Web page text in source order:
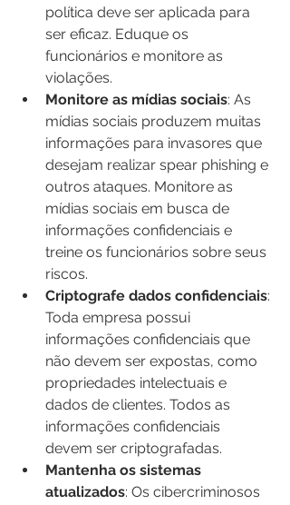
política deve ser aplicada para
ser eficaz. Eduque os
funcionários e monitore as
violações.
Monitore as mídias sociais: As
mídias sociais produzem muitas
informações para invasores que
desejam realizar spear phishing e
outros ataques. Monitore as
mídias sociais em busca de
informações confidenciais e
treine os funcionários sobre seus
riscos.
Criptografe dados confidenciais:
Toda empresa possui
informações confidenciais que
não devem ser expostas, como
propriedades intelectuais e
dados de clientes. Todos as
informações confidenciais
devem ser criptografadas.
Mantenha os sistemas
atualizados: Os cibercriminosos